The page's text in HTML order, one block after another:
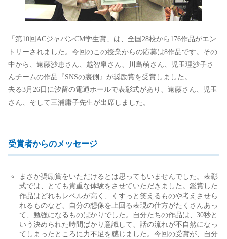
「第10回ACジャパンCM学生賞」は、全国28校から176作品がエン
トリーされました。今回のこの授業からの応募は8作品です。その
中から、遠藤沙恵さん、越智皐さん、川島萌さん、児玉理沙子さ
んチームの作品『SNSの裏側』が奨励賞を受賞しました。
去る3月26日に汐留の電通ホールで表彰式があり、遠藤さん、児玉
さん、そして三浦庸子先生が出席しました。
受賞者からのメッセージ
まさか奨励賞をいただけるとは思ってもいませんでした。表彰
式では、とても貴重な体験をさせていただきました。鑑賞した
作品はどれもレベルが高く、くすっと笑えるものや考えさせら
れるものなど、自分の想像を上回る表現の仕方がたくさんあっ
て、勉強になるものばかりでした。自分たちの作品は、30秒と
いう決められた時間ばかり意識して、話の流れが不自然になっ
てしまったところに力不足を感じました。今回の受賞が、自分